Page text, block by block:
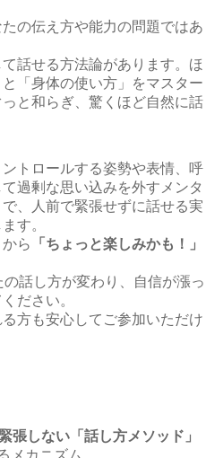
の伝え方や能力の問題ではあ
話せる方法論があります。ほ
「身体の使い方」をマスター
と和らぎ、驚くほど自然に話
トロールする姿勢や表情、呼
過剰な思い込みを外すメンタ
、人前で緊張せずに話せる実
す。
から
「ちょっと楽しみかも！」
話し方が変わり、自信が漲っ
ださい。
方も安心してご参加いただけ
張しない「話し方メソッド」
メカニズム